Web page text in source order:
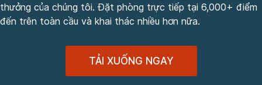
thưởng của chúng tôi. Đặt phòng trực tiếp tại 6,000+ điểm
đến trên toàn cầu và khai thác nhiều hơn nữa.
TẢI XUỐNG NGAY